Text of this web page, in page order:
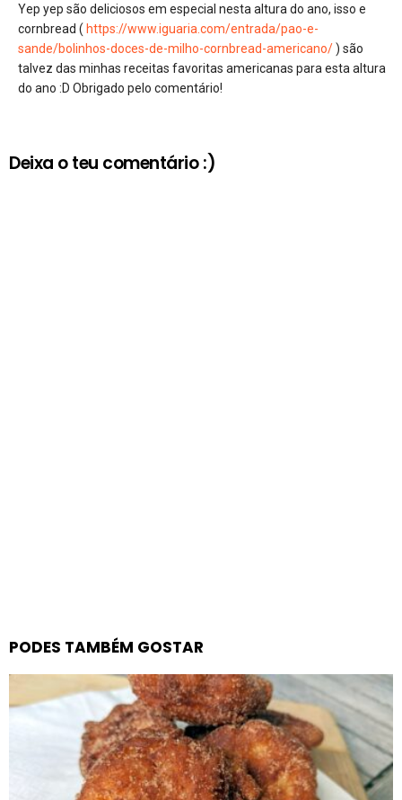
Yep yep são deliciosos em especial nesta altura do ano, isso e
cornbread (https://www.iguaria.com/entrada/pao-e-
sande/bolinhos-doces-de-milho-cornbread-americano/) são
talvez das minhas receitas favoritas americanas para esta altura
do ano :D Obrigado pelo comentário!
Deixa o teu comentário :)
PODES TAMBÉM GOSTAR